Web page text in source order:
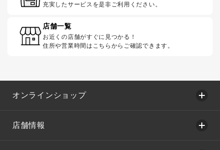
充実したサービスを是非ご利用ください。
店舗一覧
お近くの店舗がすぐに見つかる！
住所や営業時間はこちらからご確認できます。
オンラインショップ
店舗情報